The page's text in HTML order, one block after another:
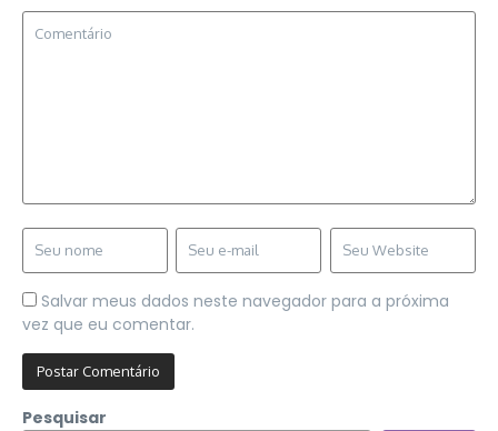
Salvar meus dados neste navegador para a próxima
vez que eu comentar.
Pesquisar